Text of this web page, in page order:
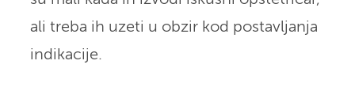
ali treba ih uzeti u obzir kod postavljanja
indikacije.